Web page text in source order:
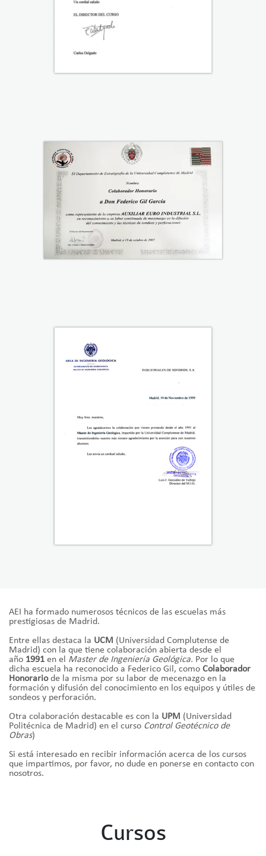
AEI ha formado numerosos técnicos de las escuelas más
prestigiosas de Madrid.
Entre ellas destaca la UCM (Universidad Complutense de
Madrid) con la que tiene colaboración abierta desde el
año 1991 en el Master de Ingeniería Geológica. Por lo que
dicha escuela ha reconocido a Federico Gil, como Colaborador
Honorariode la misma por su labor de mecenazgo en la
formación y difusión del conocimiento en los equipos y útiles de
sondeos y perforación.
Otra colaboración destacable es con la UPM (Universidad
Politécnica de Madrid) en el curso Control Geotécnico de
Obras)
Si está interesado en recibir información acerca de los cursos
que impartimos, por favor, no dude en ponerse en contacto con
nosotros.
Cursos